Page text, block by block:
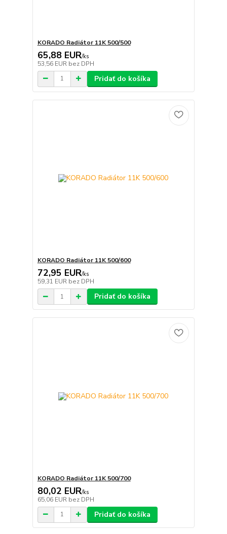
KORADO Radiátor 11K 500/500
65,88 EUR/ks
53,56 EUR bez DPH
Pridať do košíka
KORADO Radiátor 11K 500/600
72,95 EUR/ks
59,31 EUR bez DPH
Pridať do košíka
KORADO Radiátor 11K 500/700
80,02 EUR/ks
65,06 EUR bez DPH
Pridať do košíka